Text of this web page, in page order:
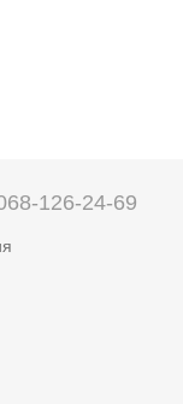
126-24-69